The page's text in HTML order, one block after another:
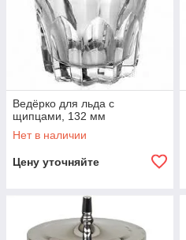
Ведёрко для льда с
щипцами, 132 мм
Нет в наличии
Цену уточняйте